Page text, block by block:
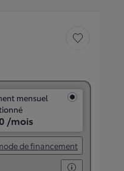
Sauvegarder le
mensuel
/mois
de financement